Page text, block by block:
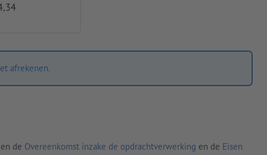
afrekenen.
de Overeenkomst inzake de opdrachtverwerking en de Eisen